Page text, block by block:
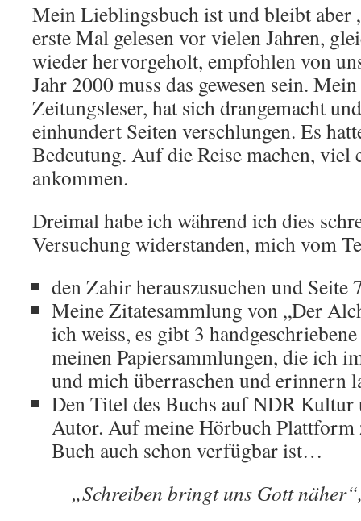
Mein Lieblingsbuch ist und bleibt aber
erste Mal gelesen vor vielen Jahren,
wieder hervorgeholt, empfohlen von
Jahr 2000 muss das gewesen sein.
Zeitungsleser, hat sich drangemacht
einhundert Seiten verschlungen. Es
Bedeutung. Auf die Reise machen, viel
ankommen.
Dreimal habe ich während ich dies
Versuchung widerstanden, mich vom
den Zahir herauszusuchen und Seite
Meine Zitatesammlung von „Der
ich weiss, es gibt 3
meinen Papiersammlungen, die ich
und mich überraschen und erinnern
Den Titel des Buchs auf NDR Kultur
Autor. Auf meine Hörbuch Plattform
Buch auch schon verfügbar ist…
„Schreiben bringt uns Gott